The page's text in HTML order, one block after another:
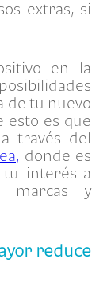
extras, si
en la
de tu nuevo
esto es que
través del
donde es
tu interés a
marcas y
reduce